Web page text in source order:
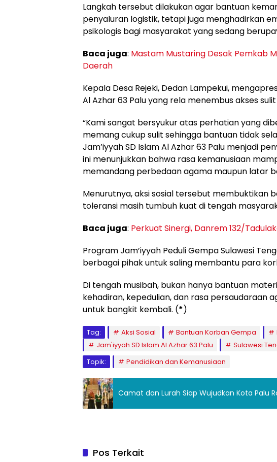
Langkah tersebut dilakukan agar bantuan
penyaluran logistik, tetapi juga menghadirkan
psikologis bagi masyarakat yang sedang
Baca juga: Mastam Mustaring Desak Pemkab
Daerah
Kepala Desa Rejeki, Dedan Lampekui,
Al Azhar 63 Palu yang rela menembus akses
“Kami sangat bersyukur atas perhatian yang
memang cukup sulit sehingga bantuan tidak
Jam’iyyah SD Islam Al Azhar 63 Palu menjadi
ini menunjukkan bahwa rasa kemanusiaan
memandang perbedaan agama maupun latar
Menurutnya, aksi sosial tersebut membuktikan
toleransi masih tumbuh kuat di tengah
Baca juga: Perkuat Sinergi, Danrem 132/
Program Jam’iyyah Peduli Gempa Sulawesi
berbagai pihak untuk saling membantu para
Di tengah musibah, bukan hanya bantuan
kehadiran, kepedulian, dan rasa persaudaraan
untuk bangkit kembali. (*)
Tag: Aksi Sosial Bantuan Korban Gempa
Jam'iyyah SD Islam Al Azhar 63 Palu
Sulawesi
Topik:
Pendidikan dan Kemanusiaan
Camat dan Lurah Siap Wujudkan Kota Palu
Pos Terkait